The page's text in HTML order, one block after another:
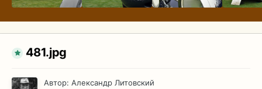
481.jpg
Автор: Александр Литовский